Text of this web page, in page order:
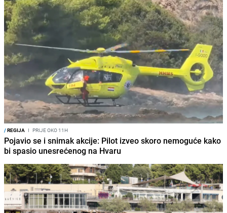
/REGIJA I PRIJE OKO 11H
Pojavio se i snimak akcije: Pilot izveo skoro nemoguće kako
bi spasio unesrećenog na Hvaru